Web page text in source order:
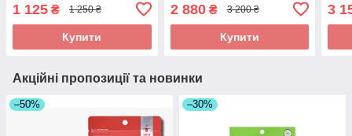
set для жінок
1 125 ₴ 1 250 ₴
Купити
2 880₴ 3 200 ₴
Купити
3
Акційні пропозиції та новинки
–50% –30%